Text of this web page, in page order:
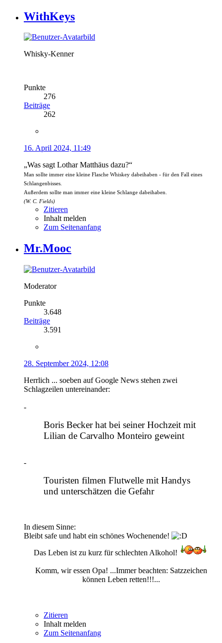
WithKeys
Whisky-Kenner
Punkte
276
Beiträge
262
16. April 2024, 11:49
„Was sagt Lothar Matthäus dazu?“
Man sollte immer eine kleine Flasche Whiskey dabeihaben - für den Fall eines
Schlangenbisses.
Außerdem sollte man immer eine kleine Schlange dabeihaben.
(W. C. Fields)
Zitieren
Inhalt melden
Zum Seitenanfang
Mr.Mooc
Moderator
Punkte
3.648
Beiträge
3.591
28. September 2024, 12:08
Herrlich ... soeben auf Google News stehen zwei
Schlagzeilen untereinander:
-
Boris Becker hat bei seiner Hochzeit mit
Lilian de Carvalho Monteiro geweint
-
Touristen filmen Flutwelle mit Handys
und unterschätzen die Gefahr
In diesem Sinne:
Bleibt safe und habt ein schönes Wochenende!
Das Leben ist zu kurz für schlechten Alkohol!
Komm, wir essen Opa! ...Immer beachten: Satzzeichen
können Leben retten!!!...
Zitieren
Inhalt melden
Zum Seitenanfang